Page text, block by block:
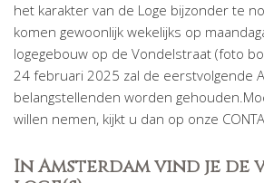
het karakter van de Loge bijzonder te
komen gewoonlijk wekelijks op
logegebouw op de Vondelstraat (foto
24 februari 2025 zal de eerstvolgende
belangstellenden worden
willen nemen, kijkt u dan op onze
In Amsterdam vind je de